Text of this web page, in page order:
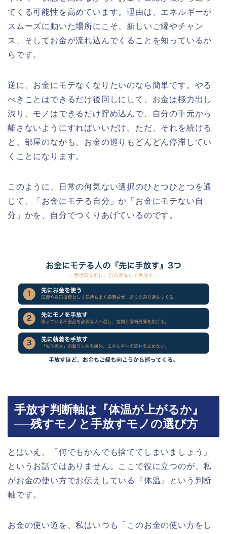
てくる可能性を高めています。理由は、エネルギーが
スムーズに動いた場所にこそ、新しいご縁やチャン
ス、そしてお金が流れ込んでくることを知っているか
らです。
逆に、お金にモテなくなりたいのなら簡単です。やる
べきことはできるだけ後回しにして、お金は極力出し
渋り、モノはできるだけ貯め込んで、自分の手元から
離さないようにすればいいだけ。ただ、それを続ける
と、部屋のなかも、お金の巡りもどんどん停滞してい
くことになります。
このように、日常の何気ない選択のひとつひとつを通
じて、「お金にモテる自分」か「お金にモテない自
分」かを、自分でつくりあげているのです。
手放す判断軸は『体温が上がるか』
──残すモノと手放すモノの選び方
とはいえ、「何でもかんでも捨ててしまいましょう」
というお話ではありません。ここで役に立つのが、私
がお金の使い方でお伝えしている『体温』という判断
軸です。
お金の使い道を、私はいつも「このお金の使い方をし